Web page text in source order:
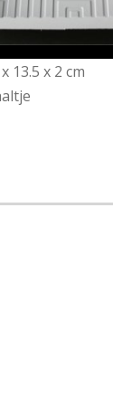
13.5 x 2 cm